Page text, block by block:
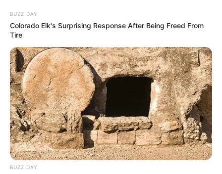
BUZZ DAY
Colorado Elk's Surprising Response After Being Freed From
Tire
BUZZ DAY